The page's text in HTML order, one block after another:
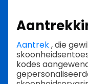
Aantrek, die
kodes